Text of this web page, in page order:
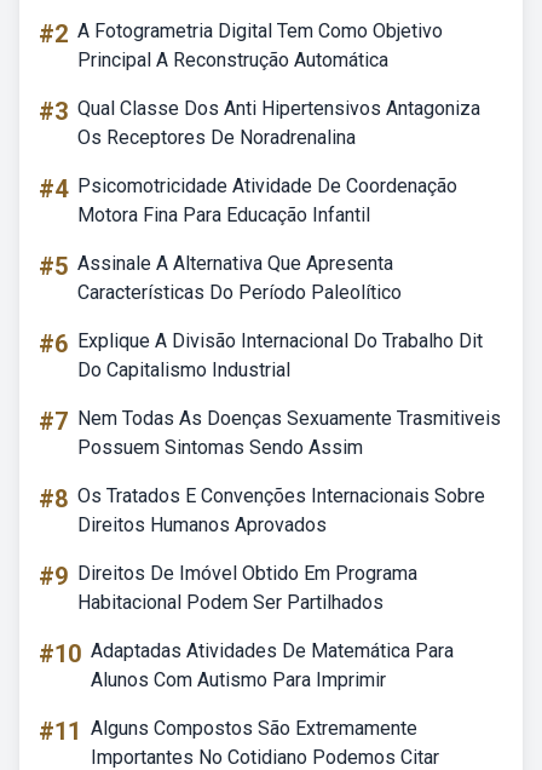
#2 A Fotogrametria Digital Tem Como Objetivo
Principal A Reconstrução Automática
#3 Qual Classe Dos Anti Hipertensivos Antagoniza
Os Receptores De Noradrenalina
#4 Psicomotricidade Atividade De Coordenação
Motora Fina Para Educação Infantil
#5 Assinale A Alternativa Que Apresenta
Características Do Período Paleolítico
#6 Explique A Divisão Internacional Do Trabalho Dit
Do Capitalismo Industrial
#7 Nem Todas As Doenças Sexuamente Trasmitiveis
Possuem Sintomas Sendo Assim
#8 Os Tratados E Convenções Internacionais Sobre
Direitos Humanos Aprovados
#9 Direitos De Imóvel Obtido Em Programa
Habitacional Podem Ser Partilhados
#10 Adaptadas Atividades De Matemática Para
Alunos Com Autismo Para Imprimir
#11 Alguns Compostos São Extremamente
Importantes No Cotidiano Podemos Citar